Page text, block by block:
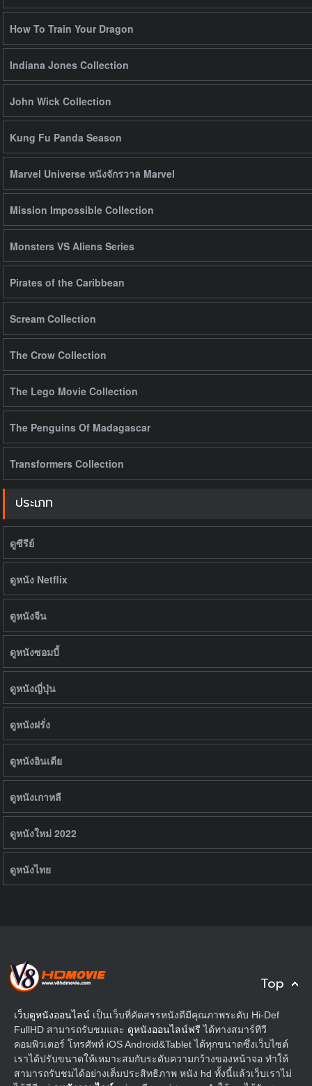
ประเภท
ดูซีรีย์
ดูหนัง Netflix
ดูหนังจีน
ดูหนังซอมบี้
ดูหนังญี่ปุ่น
ดูหนังฝรั่ง
ดูหนังอินเดีย
ดูหนังเกาหลี
ดูหนังใหม่ 2022
ดูหนังไทย
How To Train Your Dragon
Indiana Jones Collection
John Wick Collection
Kung Fu Panda Season
Marvel Universe หนังจักรวาล Marvel
Mission Impossible Collection
Monsters VS Aliens Series
Pirates of the Caribbean
Scream Collection
The Crow Collection
The Lego Movie Collection
The Penguins Of Madagascar
Transformers Collection
Top
เว็บดูหนังออนไลน์ เป็นเว็บที่คัดสรรหนังดีมีคุณภาพระดับ Hi-Def
FullHD สามารถรับชมและ ดูหนังออนไลน์ฟรี ได้ทางสมาร์ทีวี
คอมพิวเตอร์ โทรศัพท์ iOS Android&Tablet ได้ทุกขนาดซึ่งเว็บไซต์
เราได้ปรับขนาดให้เหมาะสมกับระดับความกว้างของหน้าจอ ทำให้
สามารถรับชมได้อย่างเต็มประสิทธิภาพ หนัง hd ทั้งนี้แล้วเว็บเราไม่